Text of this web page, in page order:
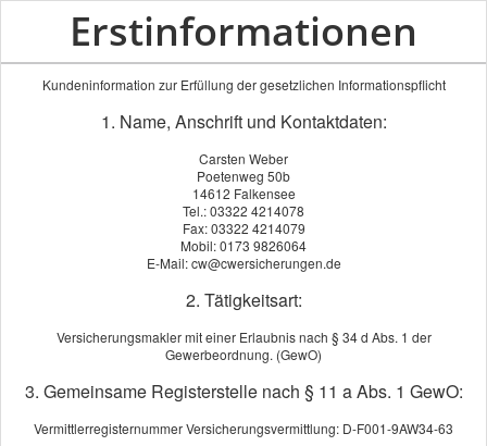
Erstinformationen
Kundeninformation zur Erfüllung der gesetzlichen Informationspflicht
1. Name, Anschrift und Kontaktdaten:
Carsten Weber
Poetenweg 50b
14612 Falkensee
Tel.: 03322 4214078
Fax: 03322 4214079
Mobil: 0173 9826064
E-Mail: cw@cwersicherungen.de
2. Tätigkeitsart:
Versicherungsmakler mit einer Erlaubnis nach § 34 d Abs. 1 der
Gewerbeordnung. (GewO)
3. Gemeinsame Registerstelle nach § 11 a Abs. 1 GewO:
Vermittlerregisternummer Versicherungsvermittlung: D-F001-9AW34-63